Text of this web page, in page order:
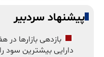
پیشنهاد سردبیر
دارایی بیشترین سود